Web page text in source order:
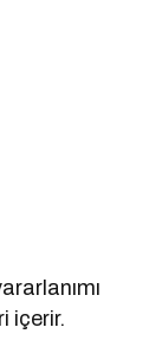
içerir.